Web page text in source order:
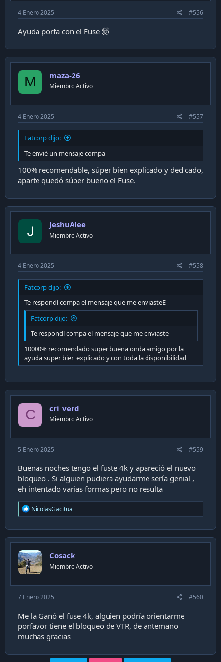
4 Enero 2025 #556
Ayuda porfa con el Fuse 🤯
M maza-26
Miembro Activo
4 Enero 2025 #557
Fatcorp dijo:
Te envié un mensaje compa
100% recomendable, súper bien explicado y dedicado,
aparte quedó súper bueno el Fuse.
JeshuAlee
Miembro Activo
4 Enero 2025 #558
Fatcorp dijo:
Te respondí compa el mensaje que me enviasteE
Fatcorp dijo:
Te respondí compa el mensaje que me enviaste
10000% recomendado super buena onda amigo por la
ayuda super bien explicado y con toda la disponibilidad
C cri_verd
Miembro Activo
5 Enero 2025 #559
Buenas noches tengo el fuste 4k y apareció el nuevo
bloqueo . Si alguien pudiera ayudarme sería genial ,
eh intentado varias formas pero no resulta
R
e
c
t
o
n
s
NicolasGacitua
Cosack_
Miembro Activo
7 Enero 2025 #560
Me la Ganó el fuse 4k, alguien podría orientarme
porfavor tiene el bloqueo de VTR, de antemano
muchas gracias